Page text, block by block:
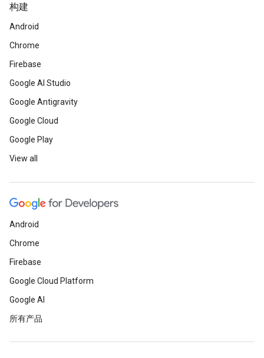
构建
Android
Chrome
Firebase
Google AI Studio
Google Antigravity
Google Cloud
Google Play
View all
Android
Chrome
Firebase
Google Cloud Platform
Google AI
所有产品